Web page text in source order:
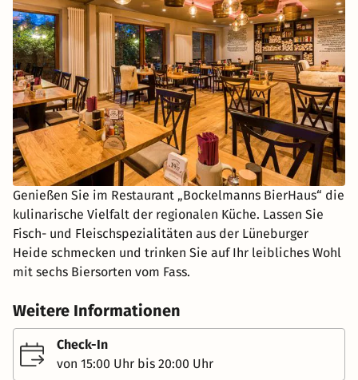
Genießen Sie im Restaurant „Bockelmanns BierHaus“ die
kulinarische Vielfalt der regionalen Küche. Lassen Sie
Fisch- und Fleischspezialitäten aus der Lüneburger
Heide schmecken und trinken Sie auf Ihr leibliches Wohl
mit sechs Biersorten vom Fass.
Weitere Informationen
Check-In
von 15:00 Uhr bis 20:00 Uhr